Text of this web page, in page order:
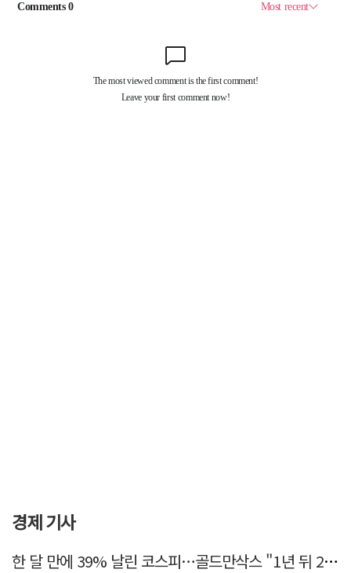
경제 기사
한 달 만에 39% 날린 코스피…골드만삭스 "1년 뒤 2배" 예상, 왜?